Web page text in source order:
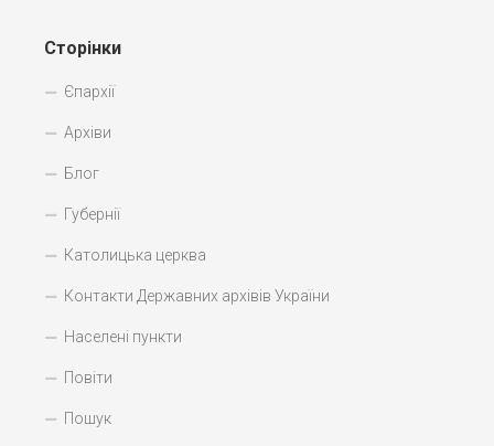
Сторінки
Єпархії
Архіви
Блог
Губернії
Католицька церква
Контакти Державних архівів України
Населені пункти
Повіти
Пошук